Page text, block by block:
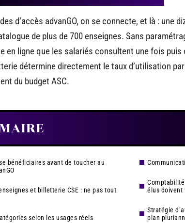
d’accès advanGO, on se connecte, et là : une
de plus de 700 enseignes. Sans
en ligne que les salariés consultent une fois
détermine directement le taux d’utilisation
du budget ASC.
bénéficiaires avant de toucher au
et billetterie CSE : ne pas tout
selon les usages réels
élus doivent
Stratégie
plan